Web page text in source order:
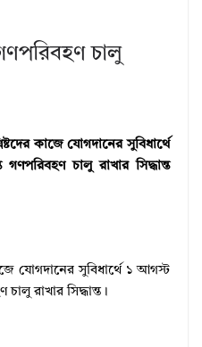
চালু
কাজে যোগদানের সুবিধার্থে
চালু রাখার সিদ্ধান্ত
যোগদানের সুবিধার্থে ১ আগস্ট
রাখার সিদ্ধান্ত।